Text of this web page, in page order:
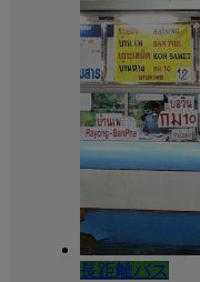
長距離バス